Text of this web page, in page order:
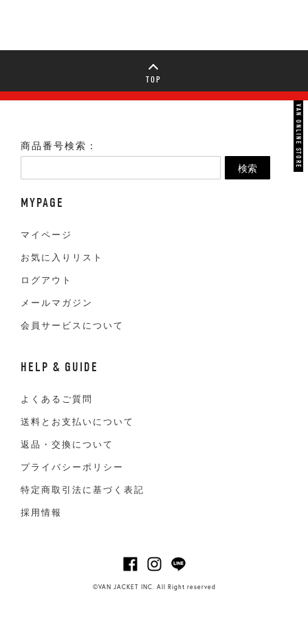
TOP
商品番号検索：
検索
MYPAGE
マイページ
お気に入りリスト
ログアウト
メールマガジン
会員サービスについて
HELP & GUIDE
よくあるご質問
送料とお支払いについて
返品・交換について
プライバシーポリシー
特定商取引法に基づく表記
採用情報
©VAN JACKET INC. All Right reserved
VAN ONLINE STORE